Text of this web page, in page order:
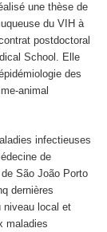
une thèse de
du VIH à
postdoctoral
School. Elle
des
animal
infectieuses
de
São João Porto
dernières
niveau local et
maladies